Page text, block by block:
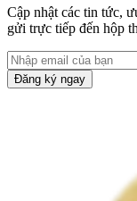
Cập nhật các tin tức,
gửi trực tiếp đến hộp
Đăng ký ngay